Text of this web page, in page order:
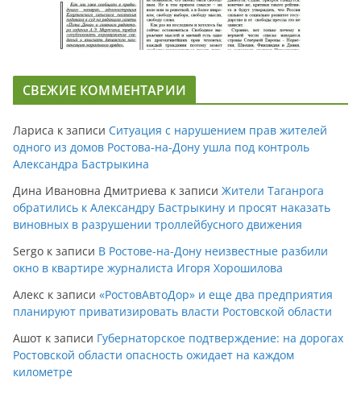
СВЕЖИЕ КОММЕНТАРИИ
Лариса к записи Ситуация с нарушением прав жителей
одного из домов Ростова-на-Дону ушла под контроль
Александра Бастрыкина
Дина Ивановна Дмитриева к записи Жители Таганрога
обратились к Александру Бастрыкину и просят наказать
виновных в разрушении троллейбусного движения
Sergo к записи В Ростове-на-Дону неизвестные разбили
окно в квартире журналиста Игоря Хорошилова
Алекс к записи «РостовАвтоДор» и еще два предприятия
планируют приватизировать власти Ростовской области
Ашот к записи Губернаторское подтверждение: на дорогах
Ростовской области опасность ожидает на каждом
километре